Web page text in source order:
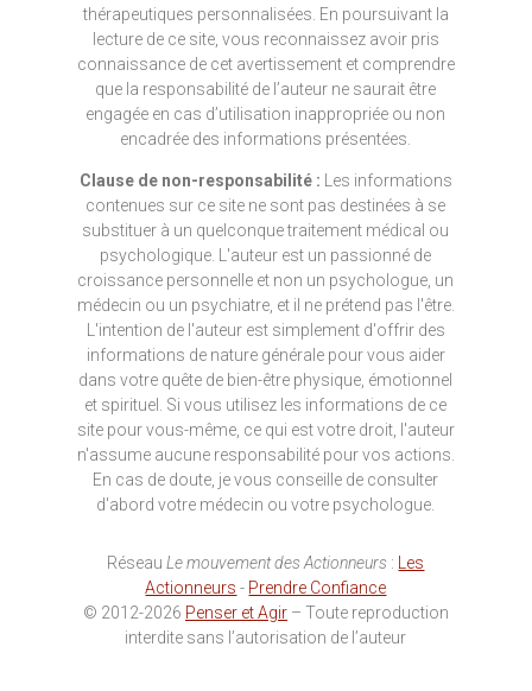
thérapeutiques personnalisées. En poursuivant la
lecture de ce site, vous reconnaissez avoir pris
connaissance de cet avertissement et comprendre
que la responsabilité de l’auteur ne saurait être
engagée en cas d’utilisation inappropriée ou non
encadrée des informations présentées.
Clause de non-responsabilité : Les informations
contenues sur ce site ne sont pas destinées à se
substituer à un quelconque traitement médical ou
psychologique. L'auteur est un passionné de
croissance personnelle et non un psychologue, un
médecin ou un psychiatre, et il ne prétend pas l'être.
L'intention de l'auteur est simplement d'offrir des
informations de nature générale pour vous aider
dans votre quête de bien-être physique, émotionnel
et spirituel. Si vous utilisez les informations de ce
site pour vous-même, ce qui est votre droit, l'auteur
n'assume aucune responsabilité pour vos actions.
En cas de doute, je vous conseille de consulter
d'abord votre médecin ou votre psychologue.
RéseauLe mouvement des Actionneurs :
Les
Actionneurs - Prendre Confiance
© 2012-2026 Penser et Agir– Toute reproduction
interdite sans l’autorisation de l’auteur